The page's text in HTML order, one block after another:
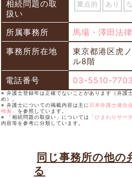
相続問題の取
扱い
重点的 あり
所属事務所
馬場・澤田法
事務所所在地
東京都港区虎
ル8階
電話番号
03-5510-7703
※ 弁護士登録年は正確でないことがあります（弁護
め）。
※ 弁護士についての掲載内容は主に 日本弁護士連合
検索」 を参照しています。
※ 「相続問題の取扱い」については
「ひまわりサー
内容等を参考に分類しています。
同じ事務所の他の
る